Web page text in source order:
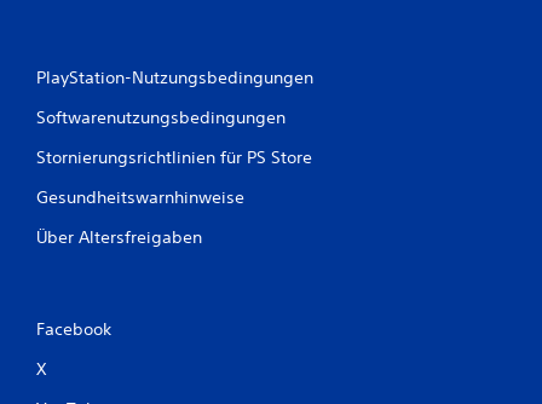
PlayStation-Nutzungsbedingungen
Softwarenutzungsbedingungen
Stornierungsrichtlinien für PS Store
Gesundheitswarnhinweise
Über Altersfreigaben
Facebook
X